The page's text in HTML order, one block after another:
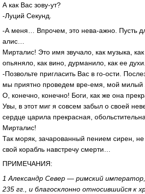
А как Вас зову-ут?
-Луций Секунд.
-А меня… Впрочем, это нева-ажно. Пусть
алис…
Мирталис! Это имя звучало, как музыка,
опьяняло, как вино, дурманило, как ее
-Позвольте пригласить Вас в го-ости.
мы приятно проведем вре-емя, мой милый
О, конечно, конечно! Боги, как же она
Увы, в этот миг я совсем забыл о своей
сердце царила прекрасная,
Мирталис!
Так моряк, зачарованный пением сирен, не
свой корабль навстречу смерти…
ПРИМЕЧАНИЯ:
1 Александр Север — римский
235 гг., и благосклонно относившийся к